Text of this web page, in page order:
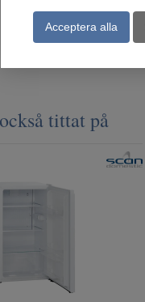
Acceptera alla
Köp
tittat på